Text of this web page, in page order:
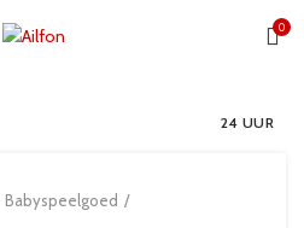
0
24 UUR
Babyspeelgoed